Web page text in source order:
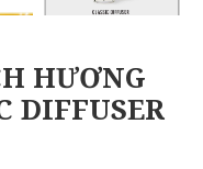
HƯƠNG
DIFFUSER